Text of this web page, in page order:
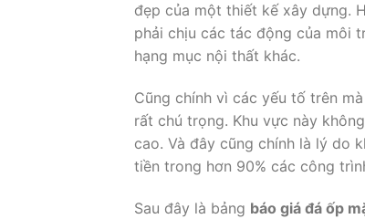
đẹp của một thiết kế xây dựng.
phải chịu các tác động của môi
hạng mục nội thất khác.
Cũng chính vì các yếu tố trên
rất chú trọng. Khu vực này
cao. Và đây cũng chính là lý do
tiền trong hơn 90% các công
Sau đây là bảng báo giá đá ốp